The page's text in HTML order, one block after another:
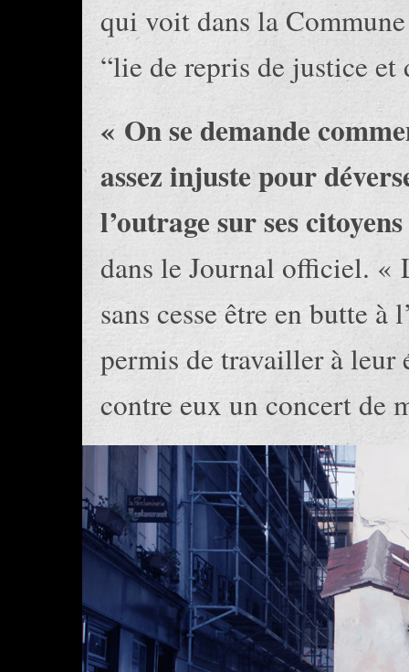
qui voit dans la
“lie de repris de justice et
« On se demande
assez injuste pour
l’outrage sur ses
dans le Journal officiel. «
sans cesse être en butte
permis de travailler à leur
contre eux un concert de